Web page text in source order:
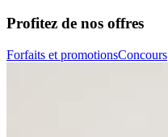
Profitez de nos offres
Forfaits et promotionsConcours